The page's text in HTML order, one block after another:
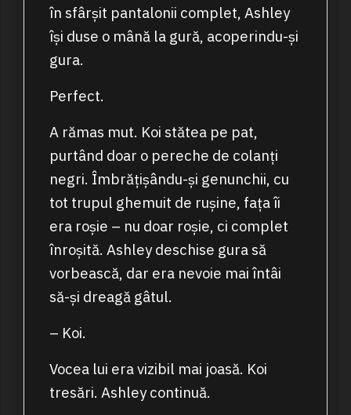
în sfârșit pantalonii complet, Ashley
își duse o mână la gură, acoperindu-și
gura.
Perfect.
A rămas mut. Koi stătea pe pat,
purtând doar o pereche de colanți
negri. Îmbrățișându-și genunchii, cu
tot trupul ghemuit de rușine, fața îi
era roșie – nu doar roșie, ci complet
înroșită. Ashley deschise gura să
vorbească, dar era nevoie mai întâi
să-și dreagă gâtul.
– Koi.
Vocea lui era vizibil mai joasă. Koi
tresări. Ashley continuă.